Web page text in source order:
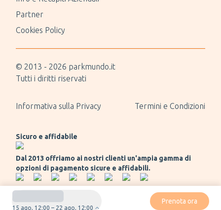
15 ago, 12:00 – 22 ago, 12:00
Prenota ora
Partner
Cookies Policy
© 2013 - 2026 parkmundo.it
Tutti i diritti riservati
Informativa sulla Privacy Termini e Condizioni
Sicuro e affidabile
Dal 2013 offriamo ai nostri clienti un'ampia gamma di
opzioni di pagamento sicure e affidabili.